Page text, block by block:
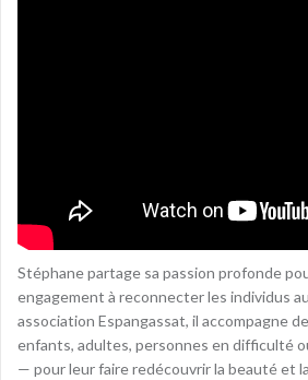
Stéphane partage sa passion profonde
engagement à reconnecter les individus
association Espangassat, il accompagne
enfants, adultes, personnes en difficulté
— pour leur faire redécouvrir la beauté et